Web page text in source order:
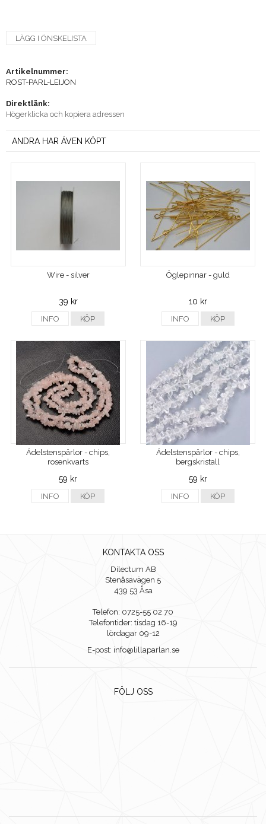
LÄGG I ÖNSKELISTA
Artikelnummer:
ROST-PARL-LEIJON
Direktlänk:
Högerklicka och kopiera adressen
ANDRA HAR ÄVEN KÖPT
Wire - silver
39 kr
INFO KÖP
Öglepinnar - guld
10 kr
INFO KÖP
Ädelstenspärlor - chips,
rosenkvarts
59 kr
INFO KÖP
Ädelstenspärlor - chips,
bergskristall
59 kr
INFO KÖP
KONTAKTA OSS
Dilectum AB
Stenåsavägen 5
439 53 Åsa
Telefon: 0725-55 02 70
Telefontider: tisdag 16-19
lördagar 09-12
E-post: info@lillaparlan.se
FÖLJ OSS